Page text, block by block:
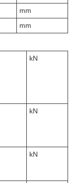
mm
mm
kN
kN
kN